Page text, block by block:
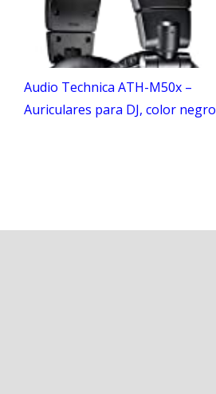
Audio Technica ATH-M50x –
Auriculares para DJ, color negro